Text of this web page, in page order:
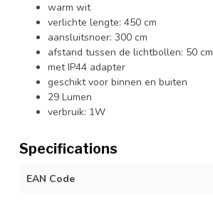
warm wit
verlichte lengte: 450 cm
aansluitsnoer: 300 cm
afstand tussen de lichtbollen: 50 cm
met IP44 adapter
geschikt voor binnen en buiten
29 Lumen
verbruik: 1W
Specifications
EAN Code